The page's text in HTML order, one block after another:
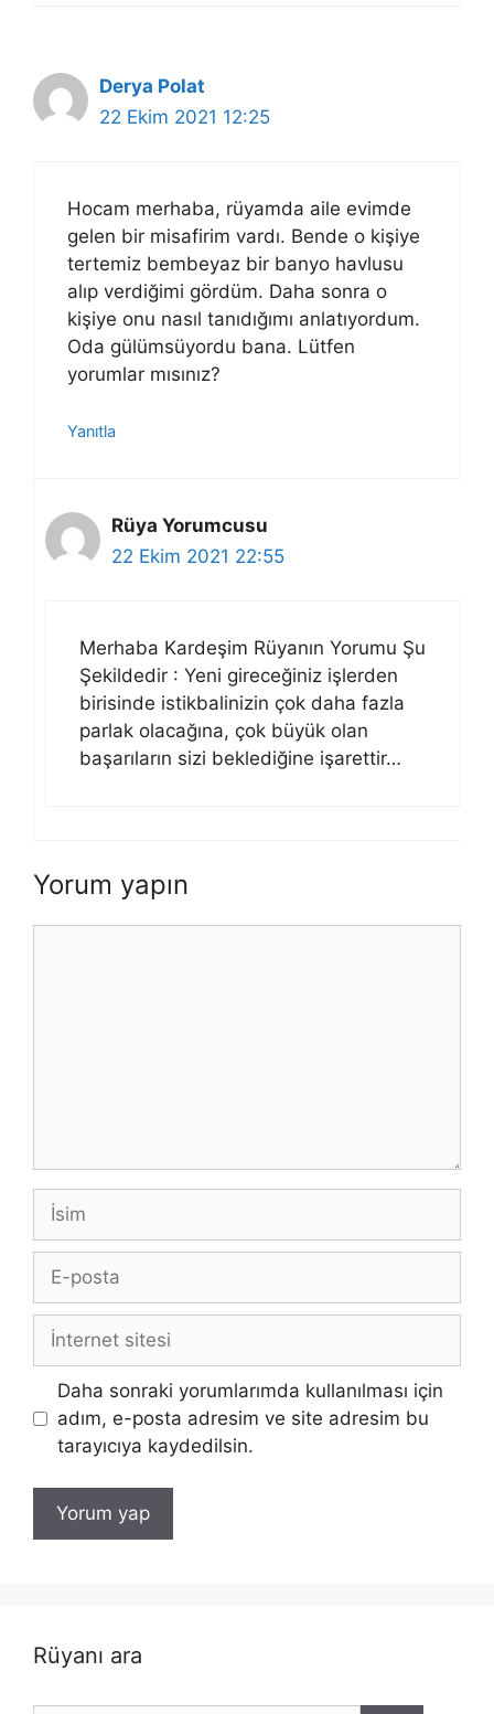
Derya Polat
22 Ekim 2021 12:25
Hocam merhaba, rüyamda aile evimde
gelen bir misafirim vardı. Bende o kişiye
tertemiz bembeyaz bir banyo havlusu
alıp verdiğimi gördüm. Daha sonra o
kişiye onu nasıl tanıdığımı anlatıyordum.
Oda gülümsüyordu bana. Lütfen
yorumlar mısınız?
Yanıtla
Rüya Yorumcusu
22 Ekim 2021 22:55
Merhaba Kardeşim Rüyanın Yorumu Şu
Şekildedir : Yeni gireceğiniz işlerden
birisinde istikbalinizin çok daha fazla
parlak olacağına, çok büyük olan
başarıların sizi beklediğine işarettir…
Yorum yapın
İsim
posta
İnternet
sitesi
Daha sonraki yorumlarımda kullanılması için
adım, e-posta adresim ve site adresim bu
tarayıcıya kaydedilsin.
Rüyanı ara